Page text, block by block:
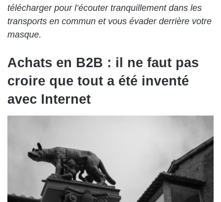
télécharger pour l’écouter tranquillement dans les
transports en commun et vous évader derrière votre
masque.
Achats en B2B : il ne faut pas
croire que tout a été inventé
avec Internet